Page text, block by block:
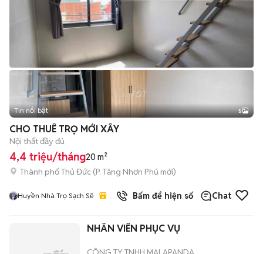
Tin nổi bật 5
CHO THUÊ TRỌ MỚI XÂY
Nội thất đầy đủ
4,4 triệu/tháng20 m²
Thành phố Thủ Đức (P. Tăng Nhơn Phú mới)
Huyền Nhà Trọ Sạch Sẽ Bấm để hiện số Chat
NHÂN VIÊN PHỤC VỤ